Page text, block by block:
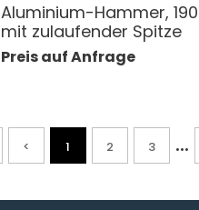
Aluminium-Hammer,
mit zulaufender Spitze
Preis auf Anfrage
< 1 2 3 ...